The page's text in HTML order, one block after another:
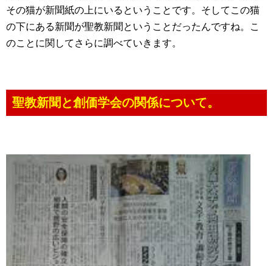
その猫が新聞紙の上にいるということです。そしてこの猫
の下にある新聞が聖教新聞ということだったんですね。こ
のことに関してさらに調べていきます。
聖教新聞と創価学会の関係について。